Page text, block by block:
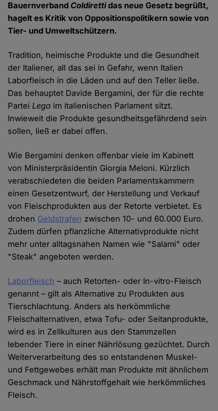
Bauernverband Coldirettidas neue Gesetz begrüßt,
hagelt es Kritik von Oppositionspolitikern sowie von
Tier- und Umweltschützern.
Tradition, heimische Produkte und die Gesundheit
der Italiener, all das sei in Gefahr, wenn Italien
Laborfleisch in die Läden und auf den Teller ließe.
Das behauptet Davide Bergamini, der für die rechte
ParteiLega im italienischen Parlament sitzt.
Inwieweit die Produkte gesundheitsgefährdend sein
sollen, ließ er dabei offen.
Wie Bergamini denken offenbar viele im Kabinett
von Ministerpräsidentin Giorgia Meloni. Kürzlich
verabschiedeten die beiden Parlamentskammern
einen Gesetzentwurf, der Herstellung und Verkauf
von Fleischprodukten aus der Retorte verbietet. Es
drohen Geldstrafen zwischen 10- und 60.000 Euro.
Zudem dürfen pflanzliche Alternativprodukte nicht
mehr unter alltagsnahen Namen wie "Salami" oder
"Steak" angeboten werden.
Laborfleisch – auch Retorten- oder In-vitro-Fleisch
genannt – gilt als Alternative zu Produkten aus
Tierschlachtung. Anders als herkömmliche
Fleischalternativen, etwa Tofu- oder Seitanprodukte,
wird es in Zellkulturen aus den Stammzellen
lebender Tiere in einer Nährlösung gezüchtet. Durch
Weiterverarbeitung des so entstandenen Muskel-
und Fettgewebes erhält man Produkte mit ähnlichem
Geschmack und Nährstoffgehalt wie herkömmliches
Fleisch.